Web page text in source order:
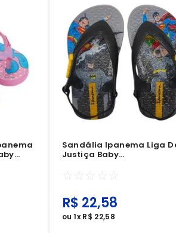
Sandália Ipanema Liga
Justiça Baby
☆ ☆ ☆ ☆ ☆
R$ 22,58
ou1xR$ 22,58